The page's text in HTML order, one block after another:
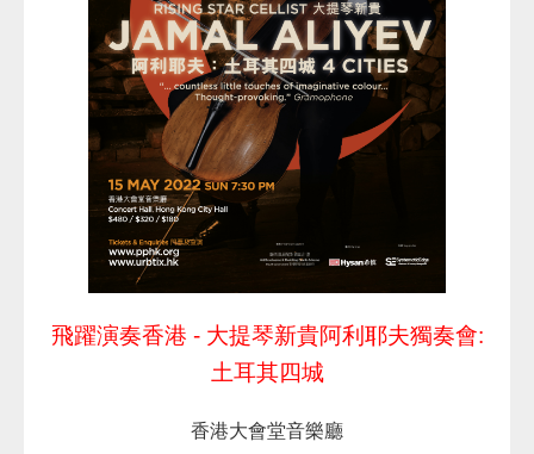
飛躍演奏香港 - 大提琴新貴阿利耶夫獨奏會:
土耳其四城
香港大會堂音樂廳